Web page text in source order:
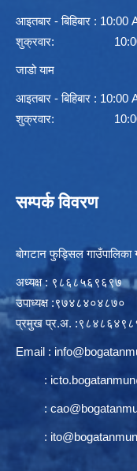
आइतबार - बिहिबार :
शुक्रवार: 10:00
जाडो याम
आइतबार - बिहिबार :
शुक्रवार: 10:00
सम्पर्क विवरण
बाेगटान फुड्सिल गाउँपालिका
अध्यक्ष : ९८६८५६९६९७
उपाध्यक्ष :९७४८४०४८७०
प्रमुख प्र.अ.
Email :
:
:
: